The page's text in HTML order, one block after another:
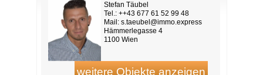
Stefan Täubel
Tel.: ++43 677 61 52 99 48
Mail: s.taeubel@immo.express
Hämmerlegasse 4
1100 Wien